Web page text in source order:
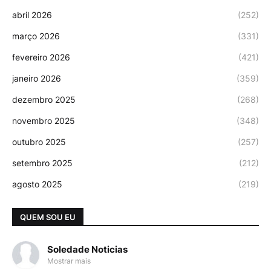
abril 2026 (252)
março 2026 (331)
fevereiro 2026 (421)
janeiro 2026 (359)
dezembro 2025 (268)
novembro 2025 (348)
outubro 2025 (257)
setembro 2025 (212)
agosto 2025 (219)
QUEM SOU EU
Soledade Noticias
Mostrar mais